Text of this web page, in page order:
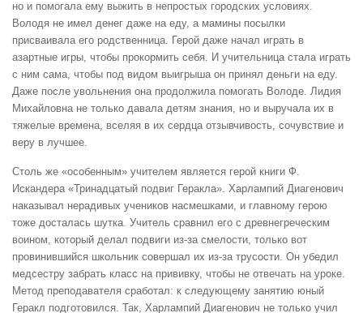
но и помогала ему выжить в непростых городских условиях.
Володя не имел денег даже на еду, а мамины посылки
присваивала его родственница. Герой даже начал играть в
азартные игры, чтобы прокормить себя. И учительница стала играть
с ним сама, чтобы под видом выигрыша он принял деньги на еду.
Даже после увольнения она продолжила помогать Володе. Лидия
Михайловна не только давала детям знания, но и выручала их в
тяжелые времена, вселяя в их сердца отзывчивость, сочувствие и
веру в лучшее.
Столь же «особенным» учителем является герой книги Ф.
Искандера «Тринадцатый подвиг Геракла». Харлампий Диагенович
наказывал нерадивых учеников насмешками, и главному герою
тоже досталась шутка. Учитель сравнил его с древнегреческим
воином, который делал подвиги из-за смелости, только вот
провинившийся школьник совершал их из-за трусости. Он убедил
медсестру забрать класс на прививку, чтобы не отвечать на уроке.
Метод преподавателя сработал: к следующему занятию юный
Геракл подготовился. Так, Харлампий Диагенович не только учил